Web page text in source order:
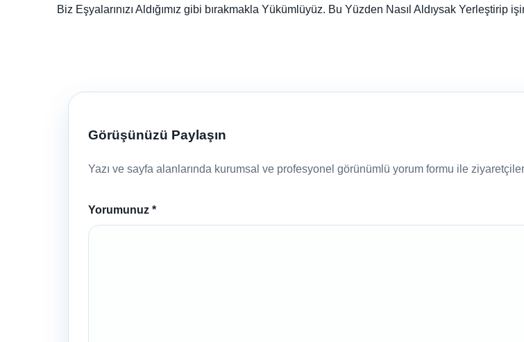
Biz Eşyalarınızı Aldığımız gibi bırakmakla Yükümlüyüz. Bu Yüzden Nasıl Aldıysak Yerleştirip
Görüşünüzü Paylaşın
Yazı ve sayfa alanlarında kurumsal ve profesyonel görünümlü yorum formu ile
Yorumunuz *